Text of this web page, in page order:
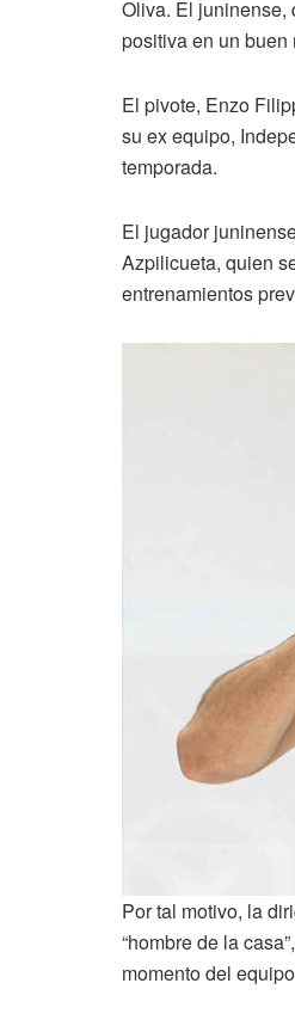
Oliva. El juninense,
positiva en un buen
El pivote, Enzo
su ex equipo,
temporada.
El jugador
Azpilicueta, quien
entrenamientos
Por tal motivo, la
“hombre de la
momento del